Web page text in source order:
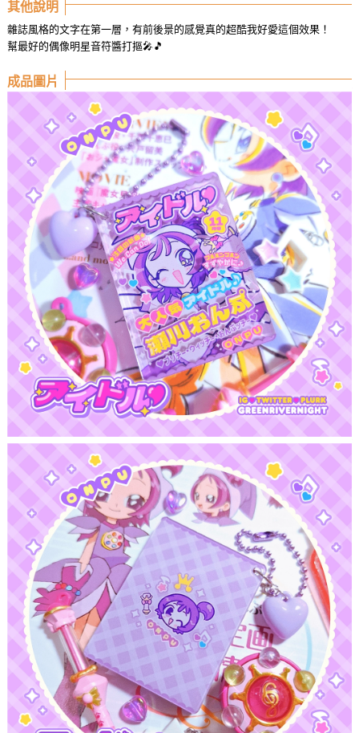
其他說明
雜誌風格的文字在第一層，有前後景的感覺真的超酷我好愛這個效果！
幫最好的偶像明星音符醬打摳🎤🎵
成品圖片